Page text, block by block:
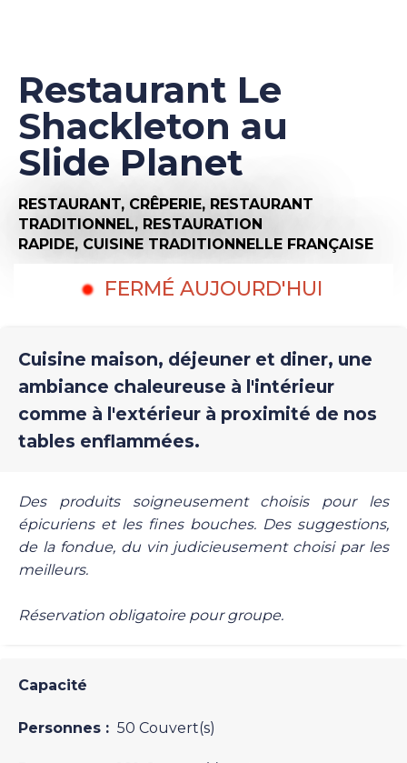
Restaurant Le
Shackleton au
Slide Planet
RESTAURANT, CRÊPERIE, RESTAURANT
TRADITIONNEL, RESTAURATION
RAPIDE, CUISINE TRADITIONNELLE FRANÇAISE
FERMÉ AUJOURD'HUI
Cuisine maison, déjeuner et diner, une
ambiance chaleureuse à l'intérieur
comme à l'extérieur à proximité de nos
tables enflammées.
Des produits soigneusement choisis pour les
épicuriens et les fines bouches. Des suggestions,
de la fondue, du vin judicieusement choisi par les
meilleurs.
Réservation obligatoire pour groupe.
Capacité
Personnes : 50 Couvert(s)